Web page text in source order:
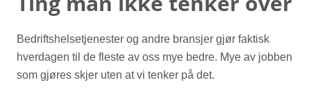
Bedriftshelsetjenester og andre bransjer gjør faktisk
hverdagen til de fleste av oss mye bedre. Mye av jobben
som gjøres skjer uten at vi tenker på det.